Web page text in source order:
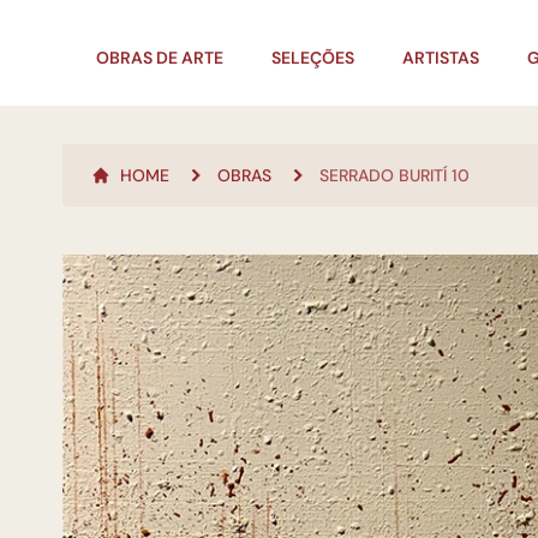
OBRAS DE ARTE SELEÇÕES ARTISTAS
HOME OBRAS SERRADO BURITÍ 10